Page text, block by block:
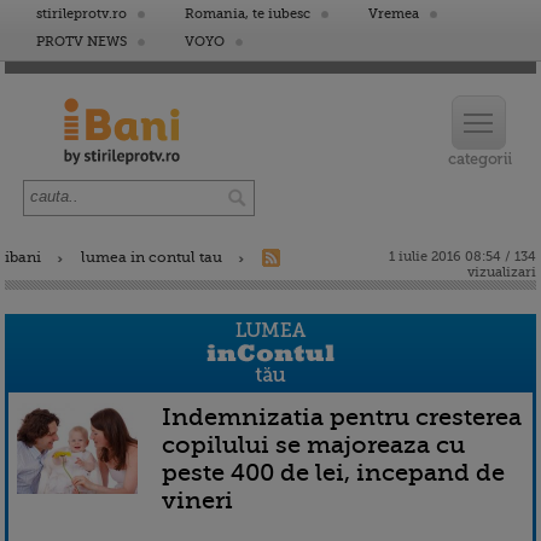
stirileprotv.ro Romania, te iubesc
Vremea
PROTV NEWS
VOYO
ibani lumea in contul tau
1 iulie 2016 08:54 / 134
vizualizari
Indemnizatia pentru cresterea
copilului se majoreaza cu
peste 400 de lei, incepand de
vineri